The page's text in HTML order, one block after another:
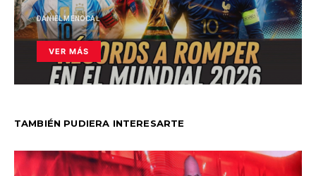
DANIEL MENOCAL
VER MÁS
TAMBIÉN PUDIERA INTERESARTE